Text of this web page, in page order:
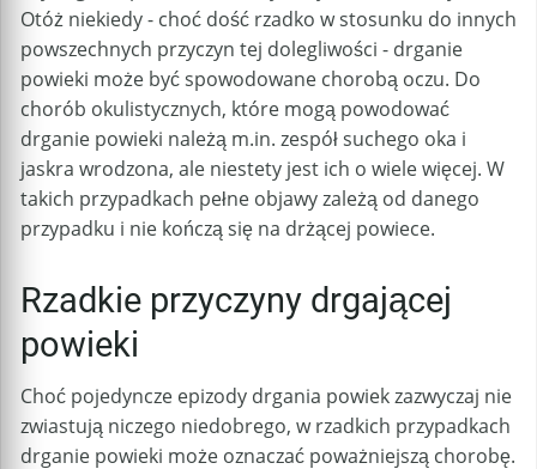
Otóż niekiedy - choć dość rzadko w stosunku do innych
powszechnych przyczyn tej dolegliwości - drganie
powieki może być spowodowane chorobą oczu. Do
chorób okulistycznych, które mogą powodować
drganie powieki należą m.in. zespół suchego oka i
jaskra wrodzona, ale niestety jest ich o wiele więcej. W
takich przypadkach pełne objawy zależą od danego
przypadku i nie kończą się na drżącej powiece.
Rzadkie przyczyny drgającej
powieki
Choć pojedyncze epizody drgania powiek zazwyczaj nie
zwiastują niczego niedobrego, w rzadkich przypadkach
drganie powieki może oznaczać poważniejszą chorobę.